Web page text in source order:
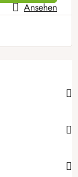
Ansehen